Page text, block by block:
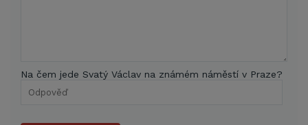
Na čem jede Svatý Václav na známém náměstí v Praze?